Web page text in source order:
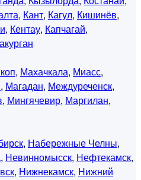
, Кант, Кагул, Кишинёв,
, Кентау, Капчагай,
, Махачкала, Миасс,
, Магадан, Междуреченск,
, Мингячевир, Маргилан,
, Набережные Челны,
, Невинномысск, Нефтекамск,
, Нижнекамск, Нижний